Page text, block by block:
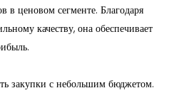
в ценовом сегменте. Благодаря
качеству, она обеспечивает
закупки с небольшим бюджетом.